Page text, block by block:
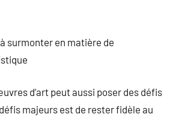
surmonter en matière de
d’art peut aussi poser des défis
majeurs est de rester fidèle au